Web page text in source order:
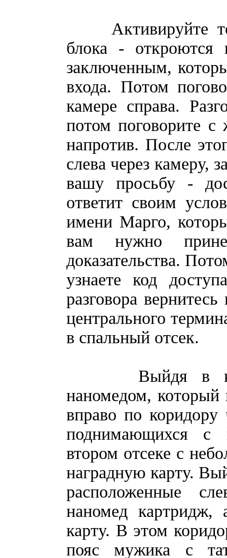
Активируйте
блока - откроются
заключенным,
входа. Потом
камере справа.
потом поговорите
напротив. После
слева через камеру,
вашу просьбу -
ответит своим
имени Марго,
вам нужно
доказательства.
узнаете код
разговора
центрального
в спальный отсек.
Выйдя в
наномедом, который
вправо по коридору
поднимающихся с
втором отсеке с
наградную карту.
расположенные
наномед картридж,
карту. В этом
пояс мужика с